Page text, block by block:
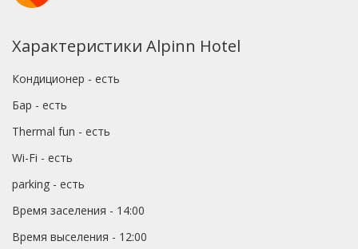
Характеристики Alpinn Hotel
Кондиционер - есть
Бар - есть
Thermal fun - есть
Wi-Fi - есть
parking - есть
Время заселения - 14:00
Время выселения - 12:00